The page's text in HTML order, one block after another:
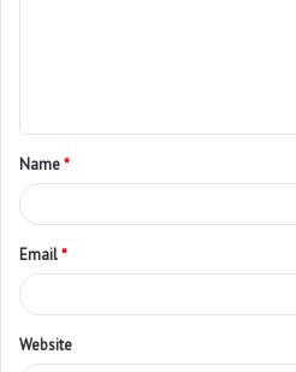
Name*
Email*
Website